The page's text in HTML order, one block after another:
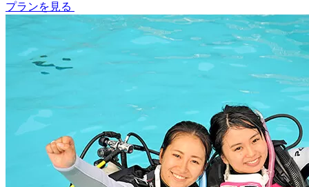
プランを見る